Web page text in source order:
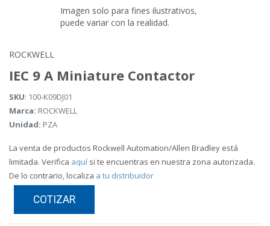
Imagen solo para fines ilustrativos,
puede variar con la realidad.
ROCKWELL
IEC 9 A Miniature Contactor
SKU: 100-K09DJ01
Marca: ROCKWELL
Unidad: PZA
La venta de productos Rockwell Automation/Allen Bradley está
limitada. Verifica aquí si te encuentras en nuestra zona autorizada.
De lo contrario, localiza a tu distribuidor
COTIZAR